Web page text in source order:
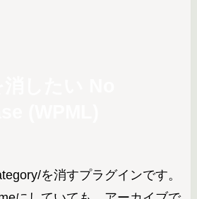
を消すプラグインです。